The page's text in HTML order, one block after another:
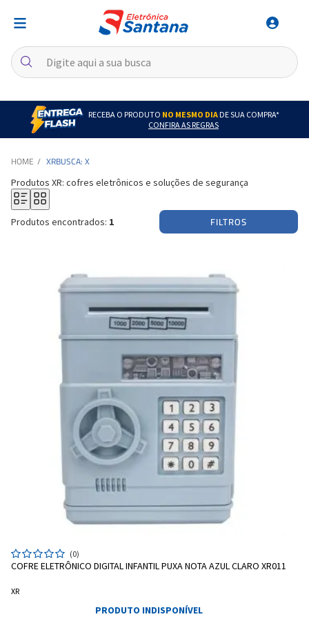
RECEBA O PRODUTO NO MESMO DIADE SUA COMPRA*
CONFIRA AS REGRAS
Cartão de crédito
Pagamento via Pix
XRBUSCA: X
Produtos XR: cofres eletrônicos e soluções de segurança
Produtos encontrados: 1 FILTROS
(0)
COFRE ELETRÔNICO DIGITAL INFANTIL PUXA NOTA AZUL CLARO XR011
XR
PRODUTO INDISPONÍVEL